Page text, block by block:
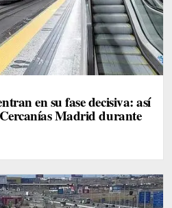
en su fase decisiva: así
Madrid durante